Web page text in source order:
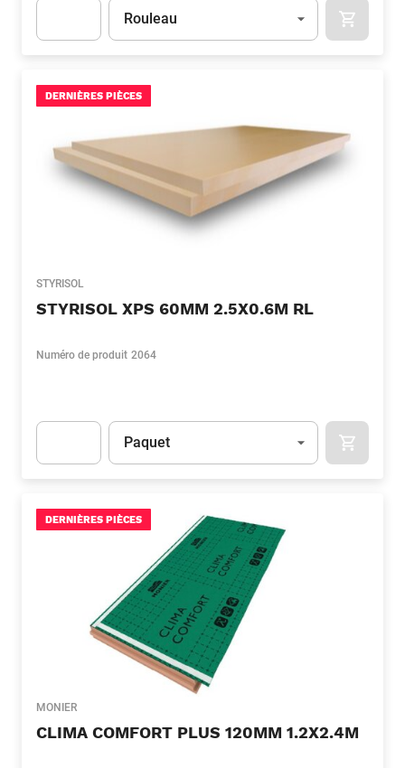
Unité
Rouleau
DERNIÈRES PIÈCES
STYRISOL
STYRISOL XPS 60MM 2.5X0.6M RL
Numéro de produit 2064
Unité
Paquet
DERNIÈRES PIÈCES
MONIER
CLIMA COMFORT PLUS 120MM 1.2X2.4M